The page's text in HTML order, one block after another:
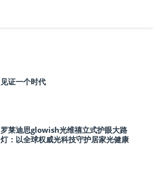
见证一个时代
罗莱迪思glowish光维禧立式护眼大路
灯：以全球权威光科技守护居家光健康